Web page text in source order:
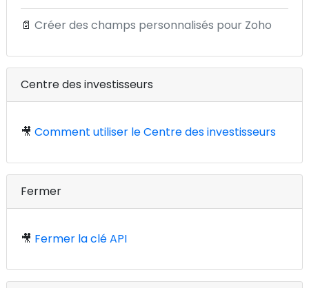
📄 Créer des champs personnalisés pour Zoho
Centre des investisseurs
🎥 Comment utiliser le Centre des investisseurs
Fermer
🎥 Fermer la clé API